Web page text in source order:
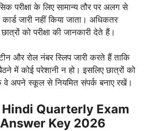
परीक्षा के लिए सामान्य तौर पर अलग से
कार्ड जारी नहीं किया जाता। अधिकतर
को परीक्षा की जानकारी देते हैं।
और रोल नंबर स्लिप जारी करते हैं ताकि
बैठने में कोई परेशानी न हो। इसलिए छात्रों को
वे अपने स्कूल से नियमित संपर्क बनाए रखें।
Quarterly Exam
Key 2026